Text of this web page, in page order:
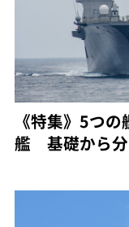
《特集》5つ
艦 基礎から分